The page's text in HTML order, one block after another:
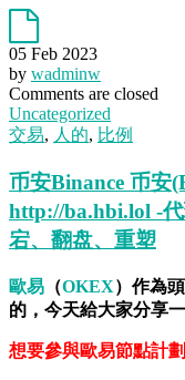
05 Feb 2023
by wadminw
Comments are closed
Uncategorized
交易, 人的, 比例
币安Binance 币安
http://ba.hbi.lol -
宕、翻盘、重塑
歐易 （OKEX）作為
的，今天給大家分享
想要參與歐易節點計